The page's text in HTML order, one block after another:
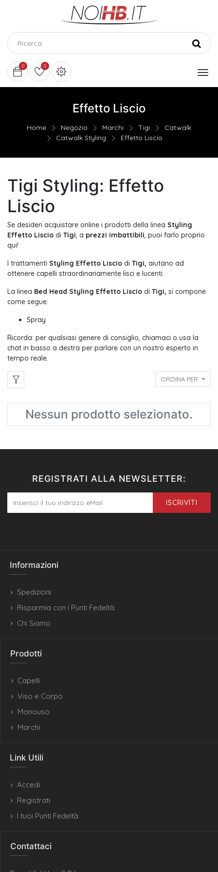
0 0
Effetto Liscio
Home Negozio Marchi Tigi
Catwalk
Catwalk Styling
Effetto Liscio
Tigi Styling: Effetto
Liscio
Se desideri acquistare online i prodotti della linea Styling
Effetto Liscio di Tigi, a prezzi imbattibili, puoi farlo proprio
qui!
I trattamenti Styling Effetto Liscio di Tigi, aiutano ad
ottenere capelli straordinariamente lisci e lucenti.
La linea Bed Head Styling Effetto Liscio di Tigi, si compone
come segue:
Spray
Ricorda: per qualsiasi genere di consiglio, chiamaci o usa la
chat in basso a destra per parlare con un nostro esperto in
tempo reale.
ORDINA PER
Nessun prodotto selezionato.
REGISTRATI ALLA NEWSLETTER:
ISCRIVITI
Informazioni
Spedizioni
Risparmia con i Punti Fedeltà
Chi Siamo
Prodotti
Capelli
Viso e Corpo
Monouso
Marchi
Link Utili
Accedi
Registrati
I tuoi Punti Fedeltà
Contattaci